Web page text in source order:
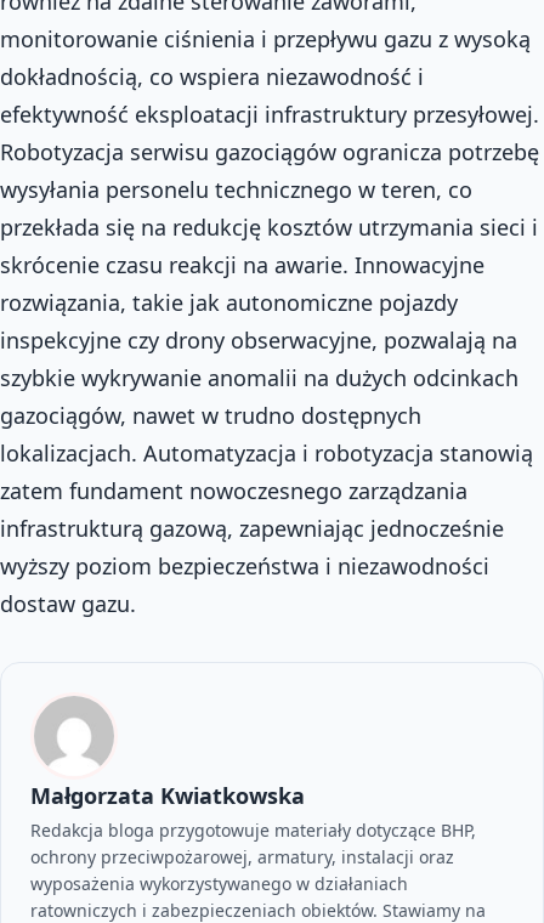
monitorowanie ciśnienia i przepływu gazu z wysoką
dokładnością, co wspiera niezawodność i
efektywność eksploatacji infrastruktury przesyłowej.
Robotyzacja serwisu gazociągów ogranicza potrzebę
wysyłania personelu technicznego w teren, co
przekłada się na redukcję kosztów utrzymania sieci i
skrócenie czasu reakcji na awarie. Innowacyjne
rozwiązania, takie jak autonomiczne pojazdy
inspekcyjne czy drony obserwacyjne, pozwalają na
szybkie wykrywanie anomalii na dużych odcinkach
gazociągów, nawet w trudno dostępnych
lokalizacjach. Automatyzacja i robotyzacja stanowią
zatem fundament nowoczesnego zarządzania
infrastrukturą gazową, zapewniając jednocześnie
wyższy poziom bezpieczeństwa i niezawodności
dostaw gazu.
Małgorzata Kwiatkowska
Redakcja bloga przygotowuje materiały dotyczące BHP,
ochrony przeciwpożarowej, armatury, instalacji oraz
wyposażenia wykorzystywanego w działaniach
ratowniczych i zabezpieczeniach obiektów. Stawiamy na